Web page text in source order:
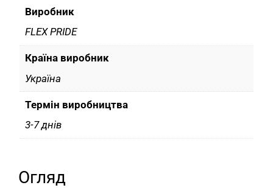
Виробник
FLEX PRIDE
Країна виробник
Україна
Термін виробництва
3-7 днів
Огляд